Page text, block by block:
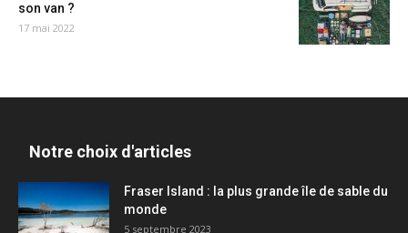
son van ?
17 mai 2022
Notre choix d'articles
Fraser Island : la plus grande île de sable du
monde
5 septembre 2023